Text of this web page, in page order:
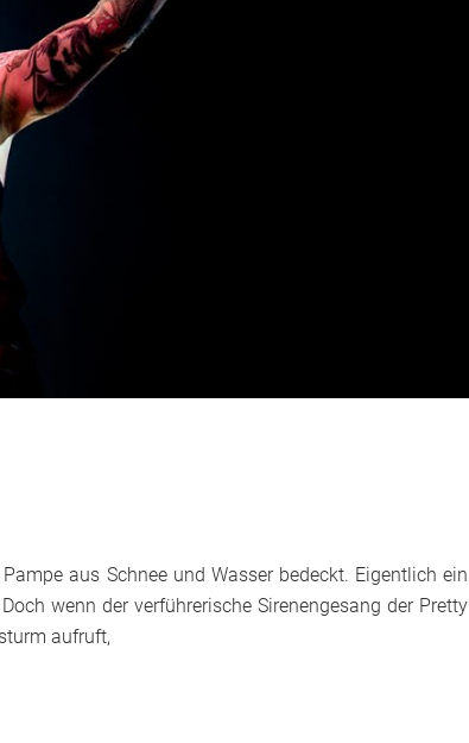
aus Schnee und Wasser bedeckt. Eigentlich ein
wenn der verführerische Sirenengesang der Pretty
aufruft,